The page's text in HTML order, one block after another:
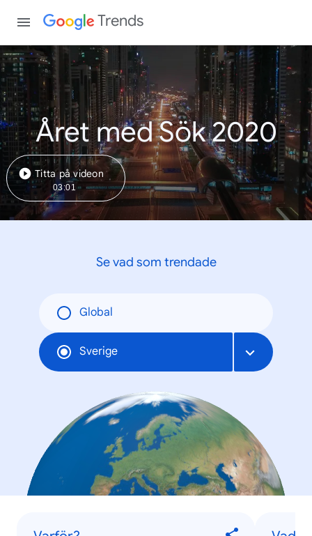
Trends
Året med Sök 2020
Titta på videon
03:01
Se vad som trendade
Global
Sverige